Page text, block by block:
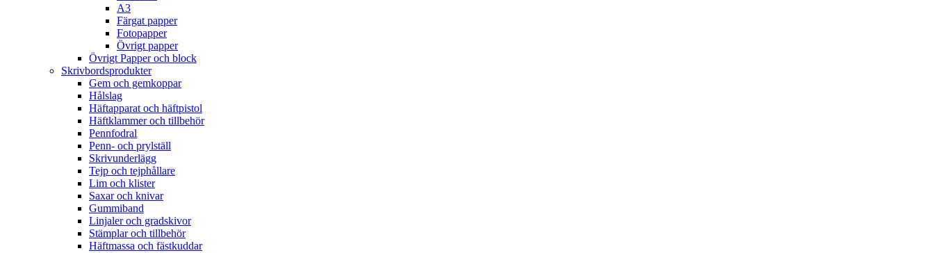
A3
Färgat papper
Fotopapper
Övrigt papper
Övrigt Papper och block
Skrivbordsprodukter
Gem och gemkoppar
Hålslag
Häftapparat och häftpistol
Häftklammer och tillbehör
Pennfodral
Penn- och prylställ
Skrivunderlägg
Tejp och tejphållare
Lim och klister
Saxar och knivar
Gummiband
Linjaler och gradskivor
Stämplar och tillbehör
Häftmassa och fästkuddar